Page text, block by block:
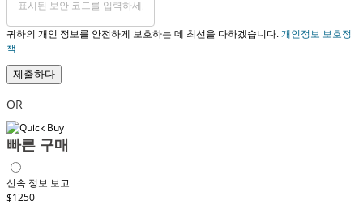
귀하의 개인 정보를 안전하게 보호하는 데 최선을 다하겠습니다.개인정보 보호정
책
제출하다
OR
빠른 구매
신속 정보 보고
$1250